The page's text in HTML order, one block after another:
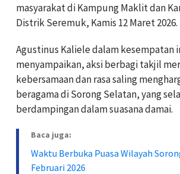
masyarakat di Kampung Maklit dan
Distrik Seremuk, Kamis 12 Maret 2026.
Agustinus Kaliele dalam kesempatan
menyampaikan, aksi berbagi takjil
kebersamaan dan rasa saling
beragama di Sorong Selatan, yang
berdampingan dalam suasana damai.
Baca juga:
Waktu Berbuka Puasa Wilayah
Februari 2026